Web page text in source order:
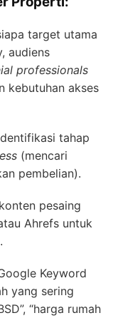
target utama
audiens
professionals
kebutuhan akses
tahap
(mencari
pembelian).
pesaing
Ahrefs untuk
Keyword
yang sering
“harga rumah